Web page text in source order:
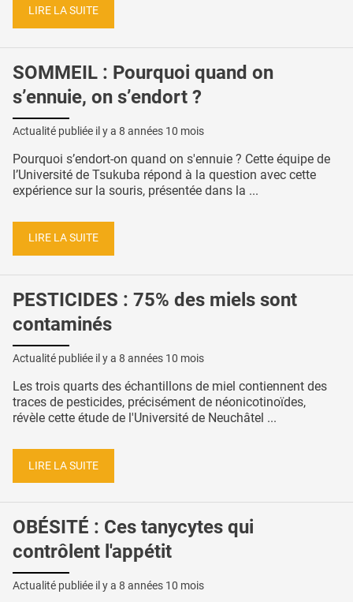
LIRE LA SUITE
SOMMEIL : Pourquoi quand on
s’ennuie, on s’endort ?
Actualité publiée il y a 8 années 10 mois
Pourquoi s’endort-on quand on s'ennuie ? Cette équipe de
l’Université de Tsukuba répond à la question avec cette
expérience sur la souris, présentée dans la ...
LIRE LA SUITE
PESTICIDES : 75% des miels sont
contaminés
Actualité publiée il y a 8 années 10 mois
Les trois quarts des échantillons de miel contiennent des
traces de pesticides, précisément de néonicotinoïdes,
révèle cette étude de l'Université de Neuchâtel ...
LIRE LA SUITE
OBÉSITÉ : Ces tanycytes qui
contrôlent l'appétit
Actualité publiée il y a 8 années 10 mois